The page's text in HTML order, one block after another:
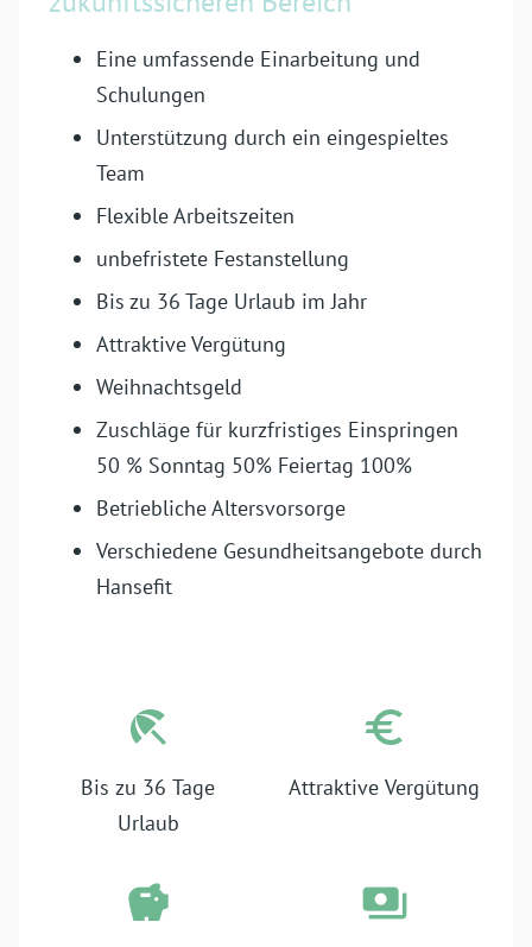
Eine umfassende Einarbeitung und
Schulungen
Unterstützung durch ein eingespieltes
Team
Flexible Arbeits­zeiten
unbefristete Festanstellung
Bis zu 36 Tage Urlaub im Jahr
Attraktive Vergütung
Weihnachts­geld
Zuschläge für kurzfristiges Ein­springen
50 % Sonntag 50% Feiertag 100%
Betriebliche Alters­vorsorge
Verschiedene Gesundheits­angebote durch
Hanse­fit
Bis zu 36 Tage
Urlaub
Attraktive Vergütung